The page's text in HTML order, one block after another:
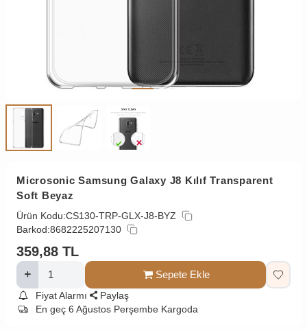
Microsonic Samsung Galaxy J8 Kılıf Transparent
Soft Beyaz
Ürün Kodu:CS130-TRP-GLX-J8-BYZ
Barkod:8682225207130
359,88 TL
Sepete Ekle
Fiyat Alarmı
Paylaş
En geç 6 Ağustos Perşembe Kargoda